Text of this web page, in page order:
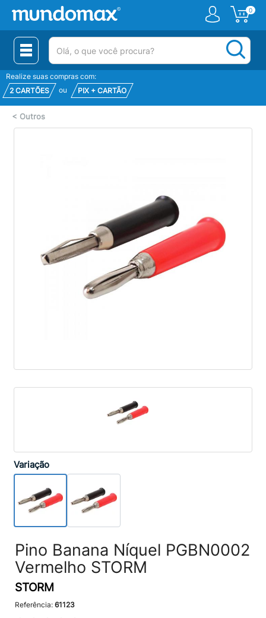
0
(pesquisar)
Realize suas compras com:
2 CARTÕES
ou PIX + CARTÃO
< Outros
Variação
Pino Banana Níquel PGBN0002
Vermelho STORM
STORM
Referência: 61123